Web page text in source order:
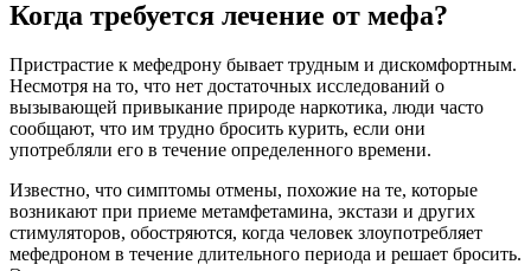
Когда требуется лечение от мефа?
Пристрастие к мефедрону бывает трудным и дискомфортным.
Несмотря на то, что нет достаточных исследований о
вызывающей привыкание природе наркотика, люди часто
сообщают, что им трудно бросить курить, если они
употребляли его в течение определенного времени.
Известно, что симптомы отмены, похожие на те, которые
возникают при приеме метамфетамина, экстази и других
стимуляторов, обостряются, когда человек злоупотребляет
мефедроном в течение длительного периода и решает бросить.